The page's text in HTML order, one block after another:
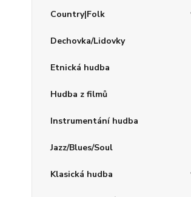
Country|Folk
Dechovka/Lidovky
Etnická hudba
Hudba z filmů
Instrumentání hudba
Jazz/Blues/Soul
Klasická hudba